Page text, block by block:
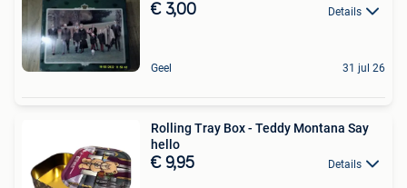
€ 3,00 Details
Geel 31 jul 26
Rolling Tray Box - Teddy Montana Say
hello
€ 9,95 Details